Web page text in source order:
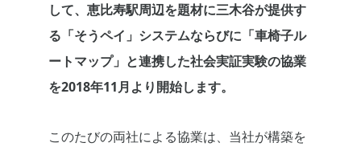
して、恵比寿駅周辺を題材に三木谷が提供す
る「そうペイ」システムならびに「車椅子ル
ートマップ」と連携した社会実証実験の協業
を2018年11月より開始します。
このたびの両社による協業は、当社が構築を